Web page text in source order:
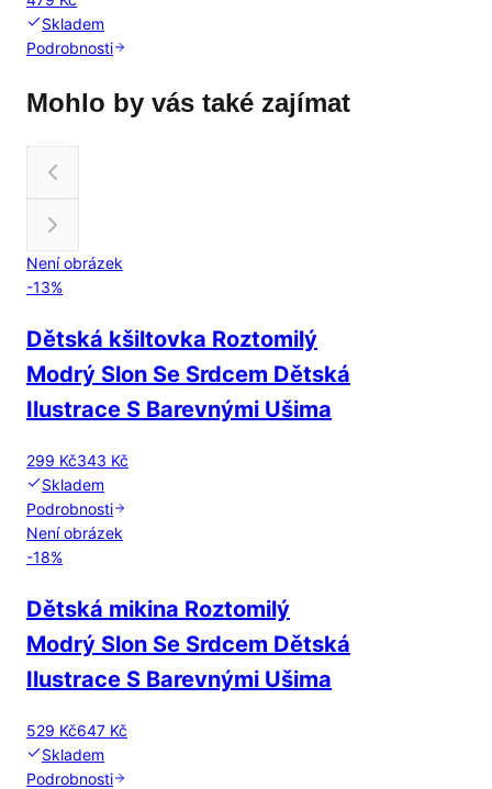
Skladem
Podrobnosti
Mohlo by vás také zajímat
Není obrázek
-13%
Dětská kšiltovka Roztomilý
Modrý Slon Se Srdcem Dětská
Ilustrace S Barevnými Ušima
299 Kč343 Kč
Skladem
Podrobnosti
Není obrázek
-18%
Dětská mikina Roztomilý
Modrý Slon Se Srdcem Dětská
Ilustrace S Barevnými Ušima
529 Kč647 Kč
Skladem
Podrobnosti